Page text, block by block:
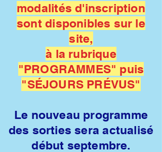
modalités d'inscription
sont disponibles sur le
site,
à la rubrique
"PROGRAMMES" puis
"SÉJOURS PRÉVUS"
Le nouveau programme
des sorties sera actualisé
début septembre.